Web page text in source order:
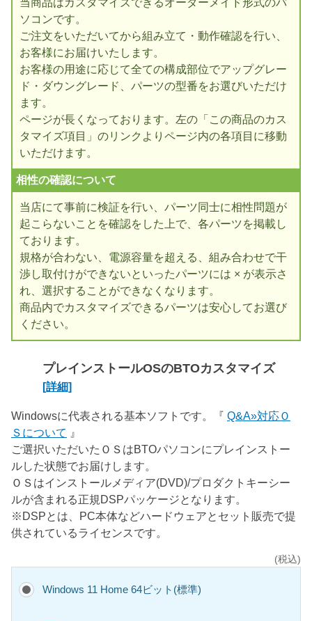
ソコンです。
ご注文をいただいてから組み立て・動作確認を行い、
お客様にお届けいたします。
お客様の用途に応じて全ての構成部位でアップグレー
ド・ダウングレード、パーツの型番をお選びいただけ
ます。
ページが長くなっております。左の「この商品のカス
タマイズ項目」のリンクよりページ内の各項目に移動
いただけます。
相性の確認について
当店にて事前に検証を行い、パーツ同士に相性問題が
起こらないことを確認をした上で、各パーツを掲載し
ております。
規格が合わない、電源容量を超える、組み合わせで干
渉し取付けができないといったパーツには × が表示さ
れ、選択することができなくなります。
商品内でカスタマイズできるパーツは安心してお選び
ください。
プレインストールOSのBTOカスタマイズ
[詳細]
Windowsに代表される基本ソフトです。『 Q&A»対応Ｏ
Ｓについて 』
ご選択いただいたＯＳはBTOパソコンにプレインストー
ルした状態でお届けします。
ＯＳはインストールメディア(DVD)/プロダクトキーシー
ルが含まれる正規DSPパッケージとなります。
※DSPとは、PC本体などハードウェアとセット販売で提
供されているライセンスです。
(税込)
Windows 11 Home 64ビット(標準)